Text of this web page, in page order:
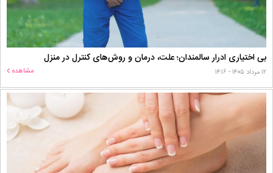
بی اختیاری ادرار سالمندان؛ علت، درمان و روش‌های کنترل در منزل
۱۲ مرداد ۱۴۰۵ - ۱۴:۱۶ مشاهده